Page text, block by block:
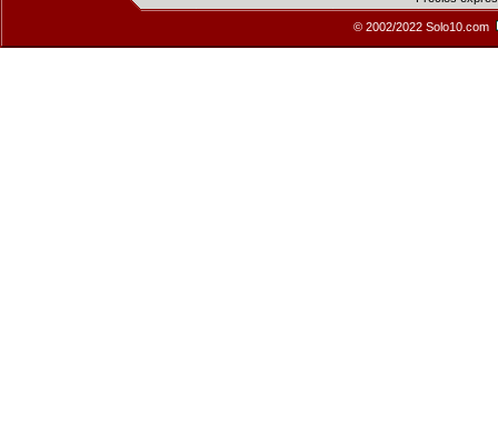
© 2002/2022 Solo10.com